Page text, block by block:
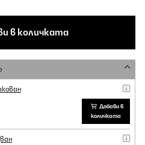
в количката
Добави в
количката